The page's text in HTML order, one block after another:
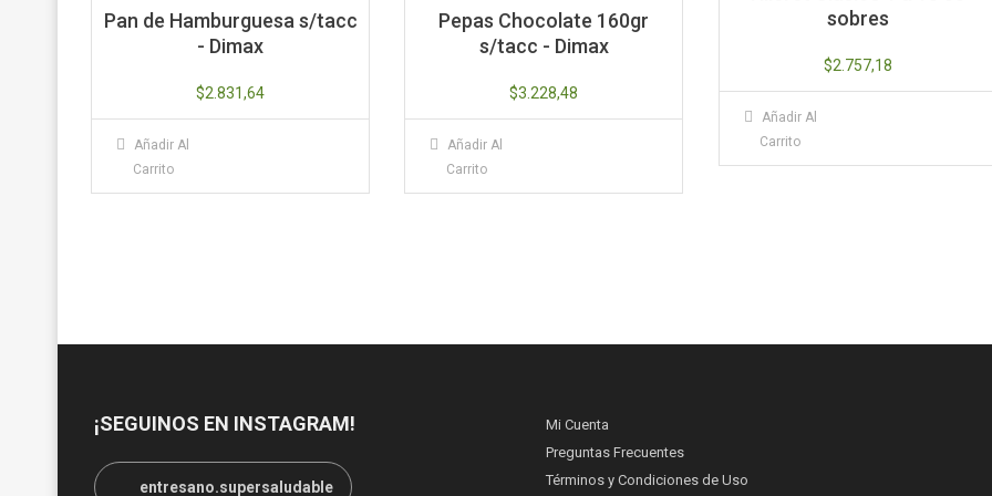
Pan de Hamburguesa s/tacc
- Dimax
$2.831,64
Añadir Al
Carrito
Pepas Chocolate 160gr
s/tacc - Dimax
$3.228,48
Añadir Al
Carrito
sobres
$2.757,18
Añadir Al
Carrito
¡SEGUINOS EN INSTAGRAM!
entresano.supersaludable
Mi Cuenta
Preguntas Frecuentes
Términos y Condiciones de Uso